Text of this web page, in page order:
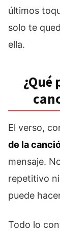
últimos
solo te
ella.
¿Qué
El verso,
de la
mensaje.
repetitivo
puede
Todo lo